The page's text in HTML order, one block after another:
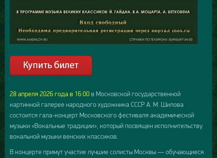
28 апреля 2026 года в 16:00в Московской государственной
картинной галерее народного художника СССР А. М. Шилова
состоится гала-концерт Московского фестиваля академической
музыки «Вокальные традиции», который посвящен исполнительству
вокальной музыки венских классиков.
В концерте примут участие лучшие солисты Москвы — обучающиеся